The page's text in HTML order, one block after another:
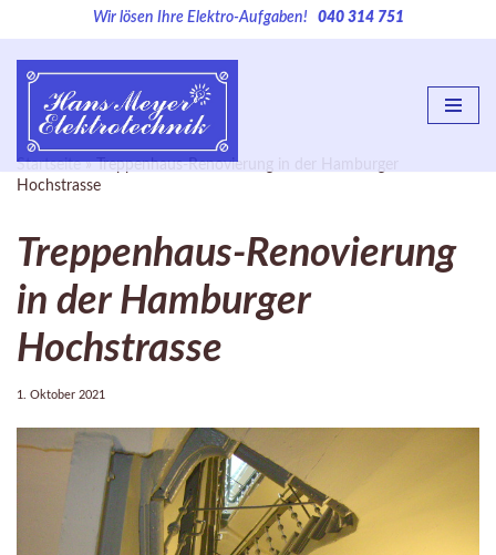
Inhalt
springen
Wir lösen Ihre Elektro-Aufgaben! 040 314 751
Startseite»Treppenhaus-Renovierung in der Hamburger
Hochstrasse
Treppenhaus-Renovierung
in der Hamburger
Hochstrasse
1. Oktober 2021